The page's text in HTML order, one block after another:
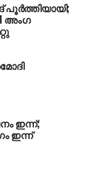
അംഗ
ഇന്ന്;
ഇന്ന്